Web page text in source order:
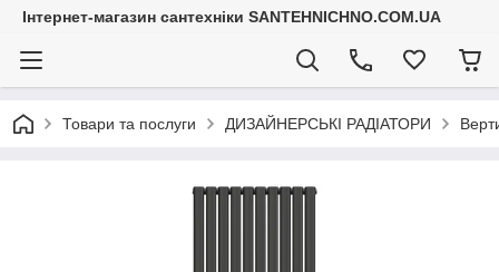
Інтернет-магазин сантехніки SANTEHNICHNO.COM.UA
Товари та послуги ДИЗАЙНЕРСЬКІ РАДІАТОРИ